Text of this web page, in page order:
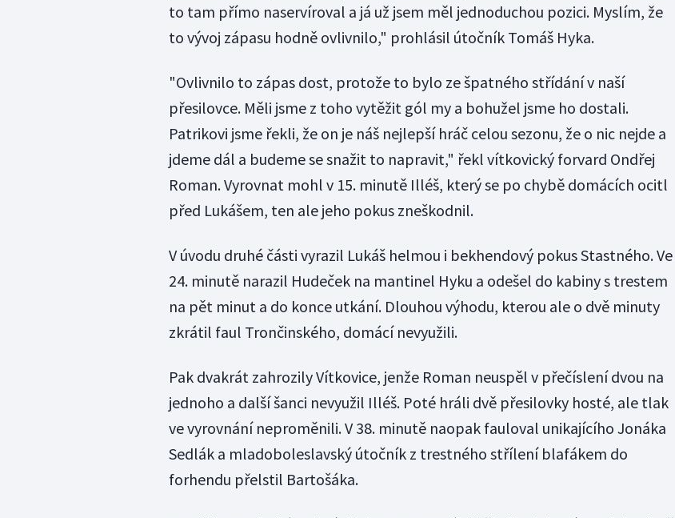
to tam přímo naservíroval a já už jsem měl jednoduchou pozici. Myslím, že
to vývoj zápasu hodně ovlivnilo," prohlásil útočník Tomáš Hyka.
"Ovlivnilo to zápas dost, protože to bylo ze špatného střídání v naší
přesilovce. Měli jsme z toho vytěžit gól my a bohužel jsme ho dostali.
Patrikovi jsme řekli, že on je náš nejlepší hráč celou sezonu, že o nic nejde a
jdeme dál a budeme se snažit to napravit," řekl vítkovický forvard Ondřej
Roman. Vyrovnat mohl v 15. minutě Illéš, který se po chybě domácích ocitl
před Lukášem, ten ale jeho pokus zneškodnil.
V úvodu druhé části vyrazil Lukáš helmou i bekhendový pokus Stastného. Ve
24. minutě narazil Hudeček na mantinel Hyku a odešel do kabiny s trestem
na pět minut a do konce utkání. Dlouhou výhodu, kterou ale o dvě minuty
zkrátil faul Trončinského, domácí nevyužili.
Pak dvakrát zahrozily Vítkovice, jenže Roman neuspěl v přečíslení dvou na
jednoho a další šanci nevyužil Illéš. Poté hráli dvě přesilovky hosté, ale tlak
ve vyrovnání neproměnili. V 38. minutě naopak fauloval unikajícího Jonáka
Sedlák a mladoboleslavský útočník z trestného střílení blafákem do
forhendu přelstil Bartošáka.